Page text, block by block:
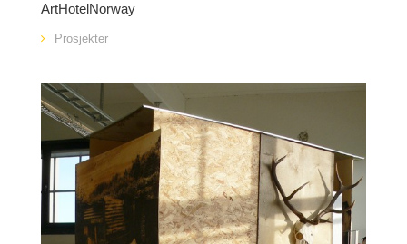
ArtHotelNorway
Prosjekter